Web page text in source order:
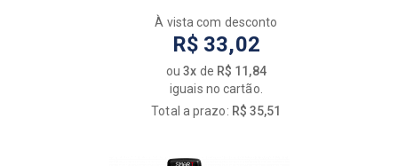
À vista com desconto
R$ 33,02
ou3x de R$ 11,84
iguais no cartão.
Total a prazo: R$ 35,51